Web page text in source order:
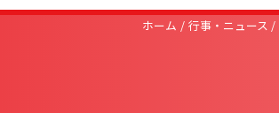
ホーム 行事・ニュース